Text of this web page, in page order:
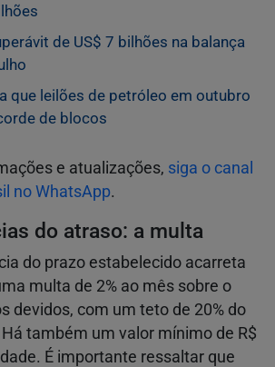
de US$ 7 bilhões na balança
que leilões de petróleo em outubro
de blocos
e atualizações, siga o canal
no WhatsApp.
do atraso: a multa
do prazo estabelecido acarreta
multa de 2% ao mês sobre o
devidos, com um teto de 20% do
também um valor mínimo de R$
É importante ressaltar que